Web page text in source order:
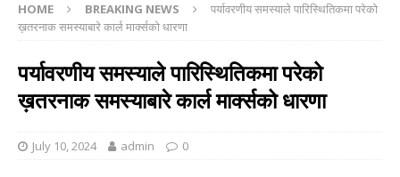
HOME BREAKING NEWS
पर्यावरणीय समस्याले पारिस्थितिकमा परेको
ख़तरनाक समस्याबारे कार्ल मार्क्सको धारणा
पर्यावरणीय समस्याले पारिस्थितिकमा परेको
ख़तरनाक समस्याबारे कार्ल मार्क्सको धारणा
July 10, 2024 admin 0